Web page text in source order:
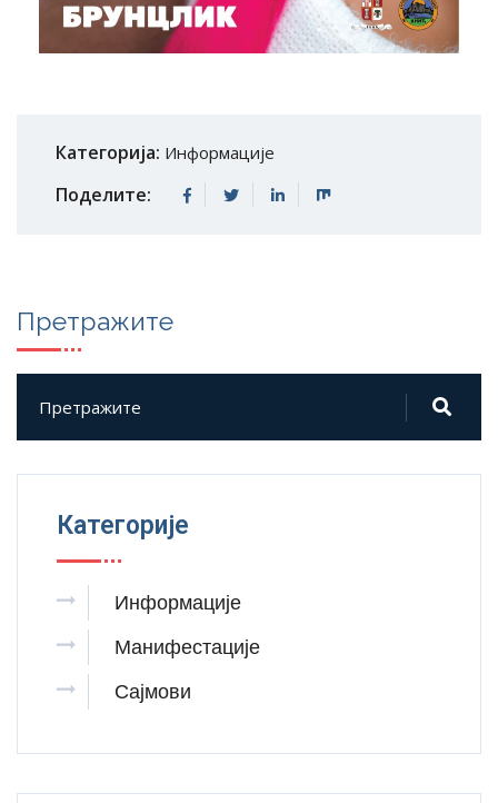
Категорија: Информације
Поделите:
Претражите
Категорије
Информације
Манифестације
Сајмови